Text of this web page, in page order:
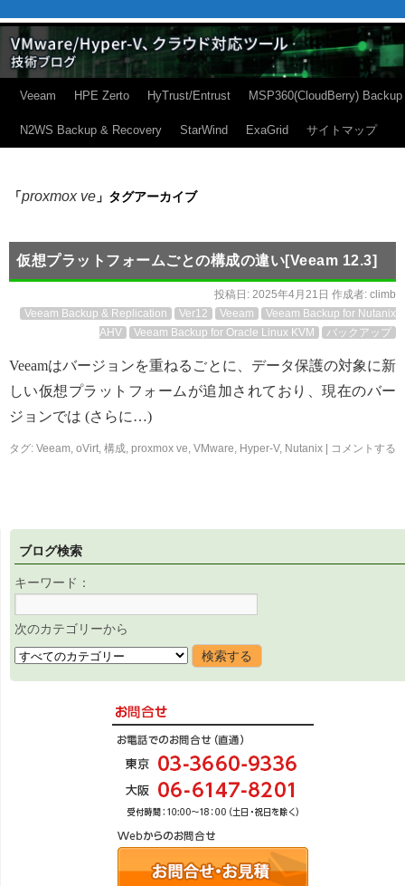
Veeam HPE Zerto HyTrust/Entrust MSP360(CloudBerry) Backup
N2WS Backup & Recovery StarWind ExaGrid サイトマップ
「proxmox ve 」タグアーカイブ
仮想プラットフォームごとの構成の違い[Veeam 12.3]
投稿日: 2025年4月21日 作成者: climb
Veeam Backup & Replication
Ver12 Veeam
Veeam Backup for Nutanix
AHV
Veeam Backup for Oracle Linux KVM バックアップ
Veeamはバージョンを重ねるごとに、データ保護の対象に新
しい仮想プラットフォームが追加されており、現在のバー
ジョンでは (さらに…)
タグ: Veeam, oVirt, 構成, proxmox ve, VMware, Hyper-V, Nutanix コメントする
ブログ検索
キーワード：
次のカテゴリーから